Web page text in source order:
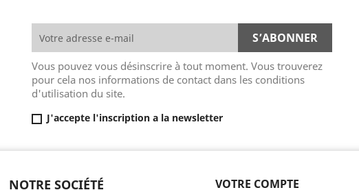
Vous pouvez vous désinscrire à tout moment. Vous trouverez
pour cela nos informations de contact dans les conditions
d'utilisation du site.
J'accepte l'inscription a la newsletter
NOTRE SOCIÉTÉ VOTRE COMPTE